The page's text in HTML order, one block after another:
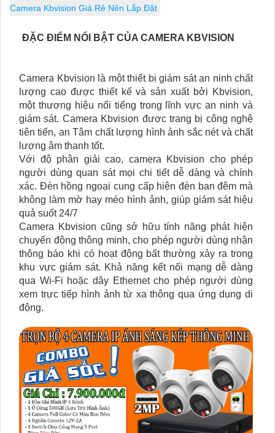
Camera Kbvision Giá Rẻ Nên Lắp Đặt
ĐẶC ĐIỂM NỔI BẬT CỦA CAMERA KBVISION
Camera Kbvision là một thiết bị giám sát an ninh chất
lượng cao được thiết kế và sản xuất bởi Kbvision,
một thương hiệu nổi tiếng trong lĩnh vực an ninh và
giám sát. Camera Kbvision được trang bị công nghệ
tiên tiến, an Tâm chất lượng hình ảnh sắc nét và chất
lượng âm thanh tốt.
Với độ phân giải cao, camera Kbvision cho phép
người dùng quan sát mọi chi tiết dễ dàng và chính
xác. Đèn hồng ngoại cung cấp hiện đèn ban đêm mà
không làm mờ hay méo hình ảnh, giúp giám sát hiệu
quả suốt 24/7
Camera Kbvision cũng sở hữu tính năng phát hiện
chuyển động thông minh, cho phép người dùng nhận
thông báo khi có hoạt động bất thường xảy ra trong
khu vực giám sát. Khả năng kết nối mạng dễ dàng
qua Wi-Fi hoặc dây Ethernet cho phép người dùng
xem trực tiếp hình ảnh từ xa thông qua ứng dụng di
động.